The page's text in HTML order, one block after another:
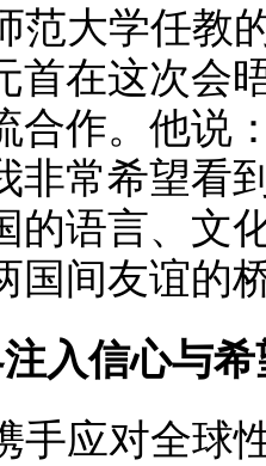
范大学任教
首在这次会
合作。他说
非常希望看
的语言、文
国间友谊的
入信心与希
手应对全球